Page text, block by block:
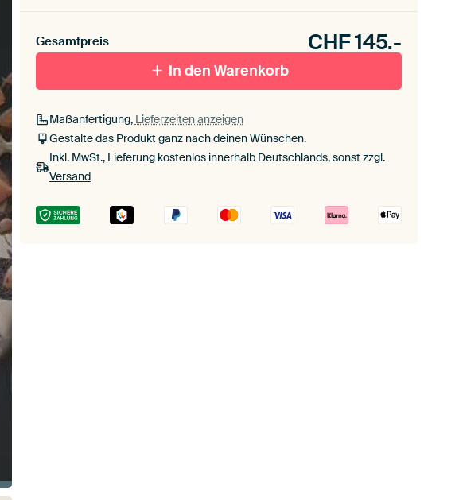
Gesamtpreis CHF145.-
In den Warenkorb
Maßanfertigung, Lieferzeiten anzeigen
Gestalte das Produkt ganz nach deinen Wünschen.
Inkl. MwSt., Lieferung kostenlos innerhalb Deutschlands, sonst zzgl.
Versand